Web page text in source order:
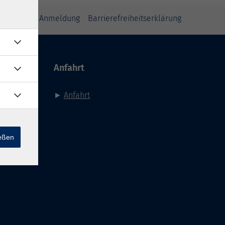
zur Anmeldung Barrierefreiheitserklärung
Anfahrt
► Anfahrt